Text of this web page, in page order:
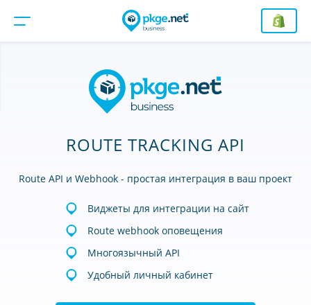
ROUTE TRACKING API
Route API и Webhook - простая интеграция в ваш проект
Виджеты для интеграции на сайт
Route webhook оповещения
Многоязычный API
Удобный личный кабинет